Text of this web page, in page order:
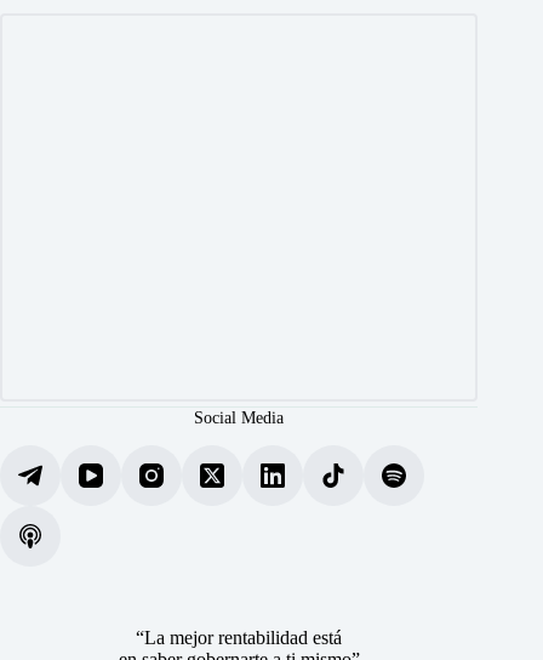
Social Media
“La mejor rentabilidad está